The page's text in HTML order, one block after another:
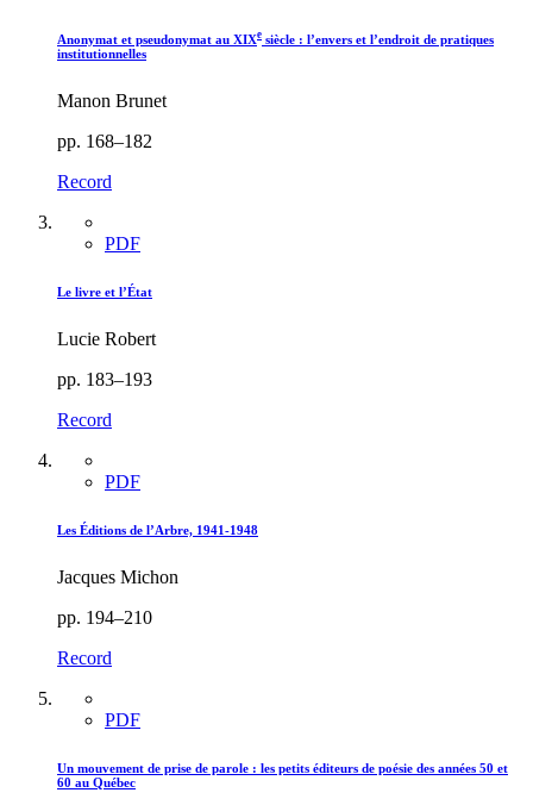
Anonymat et pseudonymat au XIXe siècle : l’envers et l’endroit de pratiques
institutionnelles
Manon Brunet
pp. 168–182
Record
PDF
Le livre et l’État
Lucie Robert
pp. 183–193
Record
PDF
Les Éditions de l’Arbre, 1941-1948
Jacques Michon
pp. 194–210
Record
PDF
Un mouvement de prise de parole : les petits éditeurs de poésie des années 50 et
60 au Québec